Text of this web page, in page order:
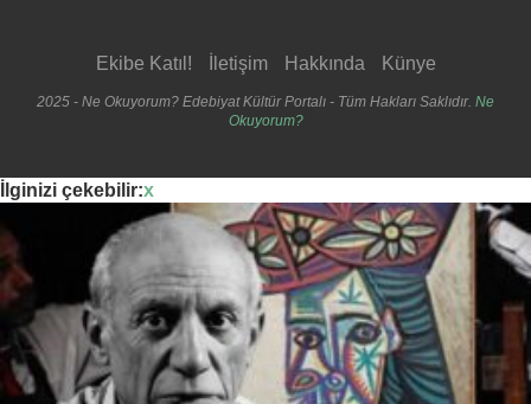
Ekibe Katıl! İletişim Hakkında Künye
2025 - Ne Okuyorum? Edebiyat Kültür Portalı - Tüm Hakları Saklıdır. Ne
Okuyorum?
İlginizi çekebilir:x